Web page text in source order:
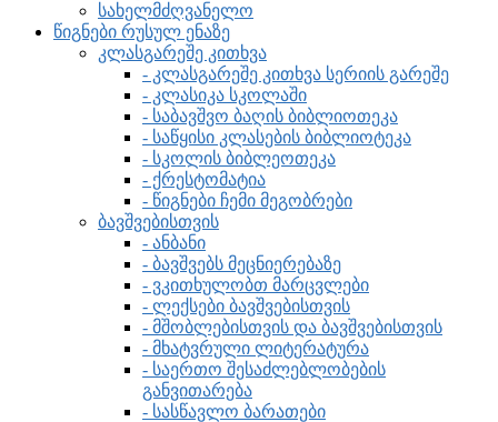
სახელმძღვანელო
წიგნები რუსულ ენაზე
კლასგარეშე კითხვა
- კლასგარეშე კითხვა სერიის გარეშე
- კლასიკა სკოლაში
- საბავშვო ბაღის ბიბლიოთეკა
- საწყისი კლასების ბიბლიოტეკა
- სკოლის ბიბლეოთეკა
- ქრესტომატია
- წიგნები ჩემი მეგობრები
ბავშვებისთვის
- ანბანი
- ბავშვებს მეცნიერებაზე
- ვკითხულობთ მარცვლები
- ლექსები ბავშვებისთვის
- მშობლებისთვის და ბავშვებისთვის
- მხატვრული ლიტერატურა
- საერთო შესაძლებლობების
განვითარება
- სასწავლო ბარათები